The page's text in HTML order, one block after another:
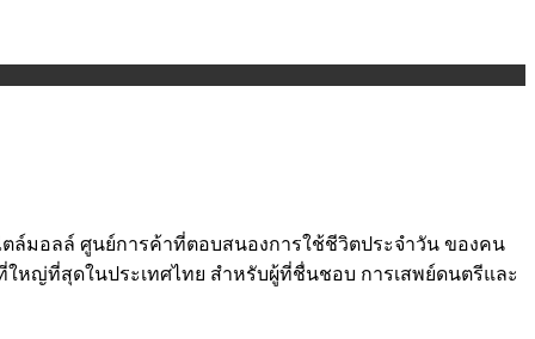
ตล์มอลล์ ศูนย์การค้าที่ตอบสนองการใช้ชีวิตประจำวัน ของคน
ใหญ่ที่สุดในประเทศไทย สำหรับผู้ที่ชื่นชอบ การเสพย์ดนตรีและ